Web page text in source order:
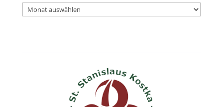
Archiv